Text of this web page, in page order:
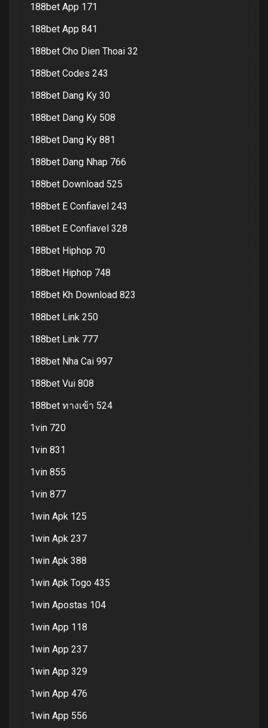
188bet App 171
188bet App 841
188bet Cho Dien Thoai 32
188bet Codes 243
188bet Dang Ky 30
188bet Dang Ky 508
188bet Dang Ky 881
188bet Dang Nhap 766
188bet Download 525
188bet E Confiavel 243
188bet E Confiavel 328
188bet Hiphop 70
188bet Hiphop 748
188bet Kh Download 823
188bet Link 250
188bet Link 777
188bet Nha Cai 997
188bet Vui 808
188bet ทางเข้า 524
1vin 720
1vin 831
1vin 855
1vin 877
1win Apk 125
1win Apk 237
1win Apk 388
1win Apk Togo 435
1win Apostas 104
1win App 118
1win App 237
1win App 329
1win App 476
1win App 556